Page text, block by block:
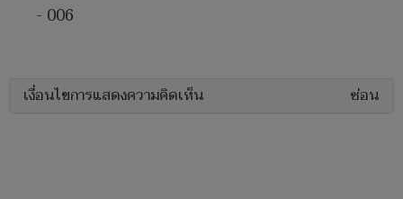
- 006
เงื่อนไขการแสดงความคิดเห็น ซ่อน